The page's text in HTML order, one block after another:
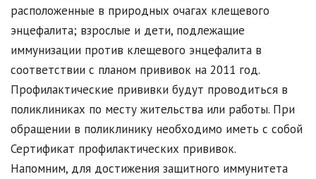
расположенные в природных очагах клещевого
энцефалита; взрослые и дети, подлежащие
иммунизации против клещевого энцефалита в
соответствии с планом прививок на 2011 год.
Профилактические прививки будут проводиться в
поликлиниках по месту жительства или работы. При
обращении в поликлинику необходимо иметь с собой
Сертификат профилактических прививок.
Напомним, для достижения защитного иммунитета